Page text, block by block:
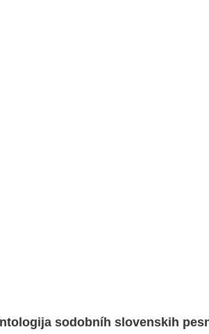
sodobníh slovenskih